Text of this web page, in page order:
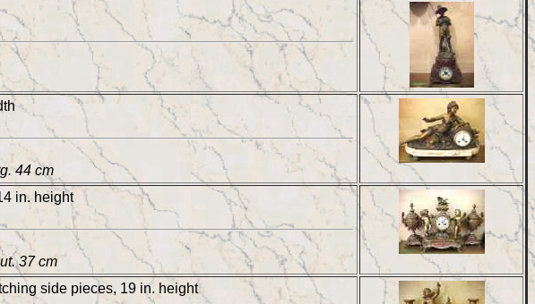
44 cm
in. height
37 cm
side pieces, 19 in. height